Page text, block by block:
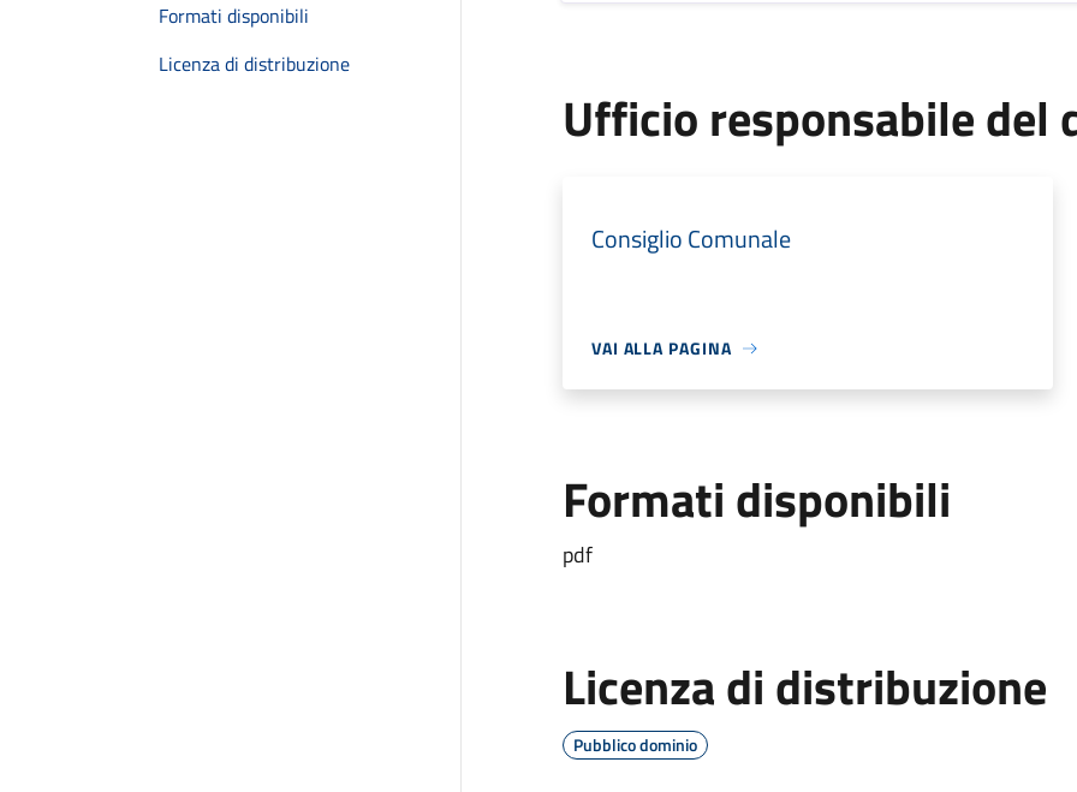
Formati disponibili
Licenza di distribuzione
Ufficio responsabile del
Consiglio Comunale
VAI ALLA PAGINA
Formati disponibili
pdf
Licenza di distribuzione
Pubblico dominio